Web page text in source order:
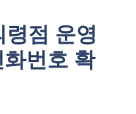
점 운영
번호 확